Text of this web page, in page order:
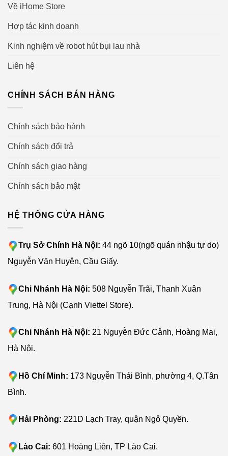
Hay thậm chí là các gợi ý làm sạch trong mùa dị ứng,
mùa rụng lông của thú cưng – điều mà bạn chưa từng
đình bạn
Giống như Roomba i7,iRobot Roomba i3 plussở hữu
bàn chải kép với hiệu suất làm sạch vô cùng lớn. Bàn
rụng, lông thú cưng mà không bị rối, hay mắc vào cuộn
chổi.
Đặc biệt, robot còn được trang bị bộ lọc hiệu quả cao bẫy
đến 99% chất gây dị ứng cho chó mèo.
Về iHome Store
Hợp tác kinh doanh
Kinh nghiệm về robot hút bụi lau nhà
Liên hệ
CHÍNH SÁCH BÁN HÀNG
Chính sách bảo hành
Chính sách đổi trả
Chính sách giao hàng
Chính sách bảo mật
HỆ THỐNG CỬA HÀNG
Trụ Sở Chính Hà Nội: 44 ngõ 10(ngõ quán nhậu tự do)
Nguyễn Văn Huyên, Cầu Giấy.
Chi Nhánh Hà Nội: 508 Nguyễn Trãi, Thanh Xuân
Trung, Hà Nội (Cạnh Viettel Store).
Chi Nhánh Hà Nội: 21 Nguyễn Đức Cảnh, Hoàng Mai,
Hà Nội.
Hồ Chí Minh: 173 Nguyễn Thái Bình, phường 4, Q.Tân
Bình.
Hải Phòng: 221D Lạch Tray, quận Ngô Quyền.
Lào Cai: 601 Hoàng Liên, TP Lào Cai.